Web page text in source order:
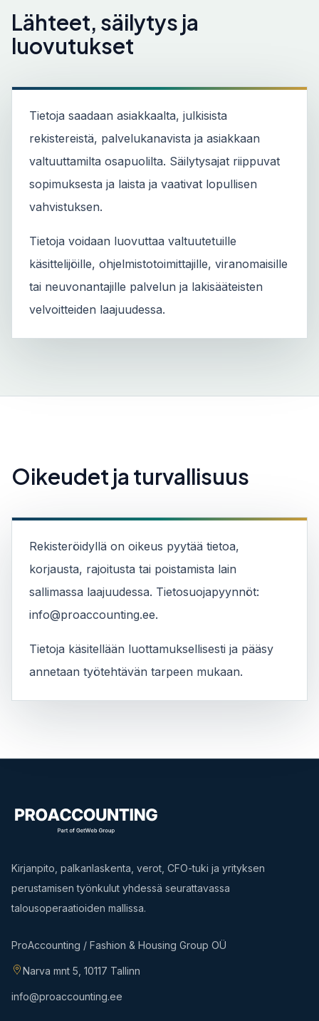
Lähteet, säilytys ja
luovutukset
Tietoja saadaan asiakkaalta, julkisista
rekistereistä, palvelukanavista ja asiakkaan
valtuuttamilta osapuolilta. Säilytysajat riippuvat
sopimuksesta ja laista ja vaativat lopullisen
vahvistuksen.
Tietoja voidaan luovuttaa valtuutetuille
käsittelijöille, ohjelmistotoimittajille, viranomaisille
tai neuvonantajille palvelun ja lakisääteisten
velvoitteiden laajuudessa.
Oikeudet ja turvallisuus
Rekisteröidyllä on oikeus pyytää tietoa,
korjausta, rajoitusta tai poistamista lain
sallimassa laajuudessa. Tietosuojapyynnöt:
info@proaccounting.ee.
Tietoja käsitellään luottamuksellisesti ja pääsy
annetaan työtehtävän tarpeen mukaan.
Kirjanpito, palkanlaskenta, verot, CFO-tuki ja yrityksen
perustamisen työnkulut yhdessä seurattavassa
talousoperaatioiden mallissa.
ProAccounting / Fashion & Housing Group OÜ
Narva mnt 5, 10117 Tallinn
info@proaccounting.ee